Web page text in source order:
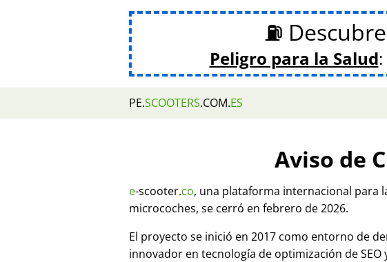
⛽
Peligro para la Salud:
PE.SCOOTERS.COM.ES
Aviso de
e-scooter.co, una plataforma internacional para
microcoches, se cerró en febrero de 2026.
El proyecto se inició en 2017 como entorno de
innovador en tecnología de optimización de